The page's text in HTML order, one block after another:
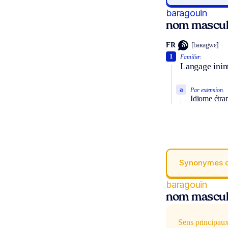
baragouin
nom
FR [baʀagwɛ̃]
Familier.
Langage
1
Par extension.
Idiome
a
Synonymes
baragouin
nom
Sens